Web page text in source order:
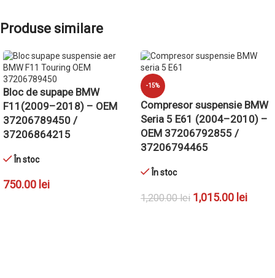
Produse similare
Bloc de supape BMW
F11(2009–2018) – OEM
37206789450 /
37206864215
În stoc
750.00 lei
-15%
Compresor suspensie BMW
Seria 5 E61 (2004–2010) –
OEM 37206792855 /
37206794465
În stoc
1,200.00lei 1,015.00 lei